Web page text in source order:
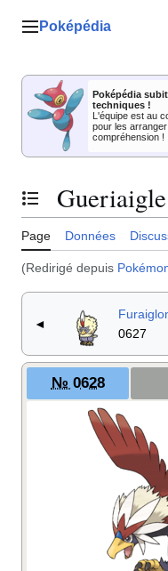
Menu principal
Poképédia
Poképédia
techniques !
L'équipe est au
pour les
compréhension !
Basculer la table des
Gueriaigle
Page Données
(Redirigé depuis
◄
0627
№ 0628